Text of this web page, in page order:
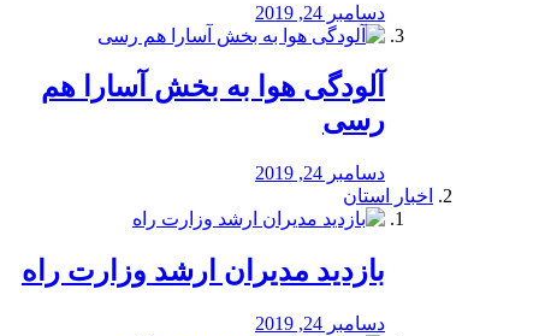
دسامبر 24, 2019
آلودگی هوا به بخش آسارا هم
رسی
دسامبر 24, 2019
اخبار استان
بازدید مدیران ارشد وزارت راه
دسامبر 24, 2019